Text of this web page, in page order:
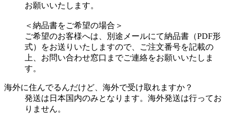
お願いいたします。
＜納品書をご希望の場合＞
ご希望のお客様へは、別途メールにて納品書（PDF形
式）をお送りいたしますので、ご注文番号を記載の
上、お問い合わせ窓口までご連絡をお願いいたしま
す。
海外に住んでるんだけど、海外で受け取れますか？
発送は日本国内のみとなります。海外発送は行ってお
りません。